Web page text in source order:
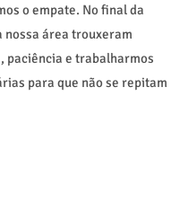
o empate. No final da
nossa área trouxeram
paciência e trabalharmos
para que não se repitam